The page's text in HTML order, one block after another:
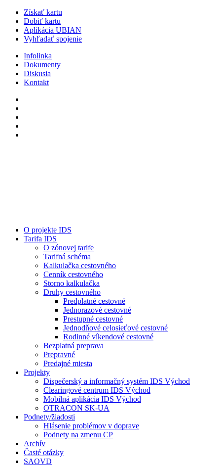
Získať kartu
Dobiť kartu
Aplikácia UBIAN
Vyhľadať spojenie
Infolinka
Dokumenty
Diskusia
Kontakt
O projekte IDS
Tarifa IDS
O zónovej tarife
Tarifná schéma
Kalkulačka cestovného
Cenník cestovného
Storno kalkulačka
Druhy cestovného
Predplatné cestovné
Jednorazové cestovné
Prestupné cestovné
Jednodňové celosieťové cestovné
Rodinné víkendové cestovné
Bezplatná preprava
Prepravné
Predajné miesta
Projekty
Dispečerský a informačný systém IDS Východ
Clearingové centrum IDS Východ
Mobilná aplikácia IDS Východ
OTRACON SK-UA
Podnety/žiadosti
Hlásenie problémov v doprave
Podnety na zmenu CP
Archív
Časté otázky
SAOVD